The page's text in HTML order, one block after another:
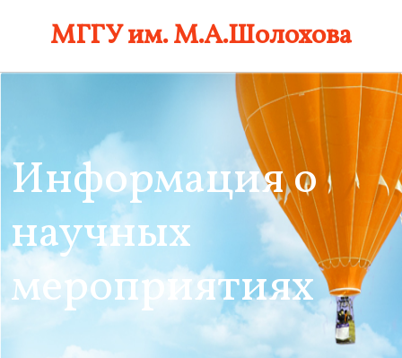
МГГУ им. М.А.Шолохова
Информация о
научных
мероприятиях